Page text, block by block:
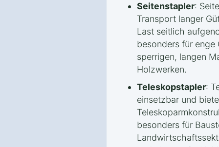
Seitenstapler:
Transport langer
Last seitlich
besonders für enge
sperrigen, langen
Holzwerken.
Teleskopstapler:
einsetzbar und
besonders für